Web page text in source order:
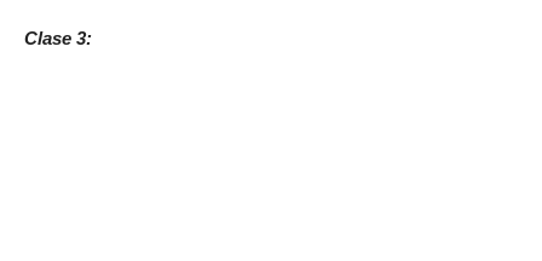
Clase 3: